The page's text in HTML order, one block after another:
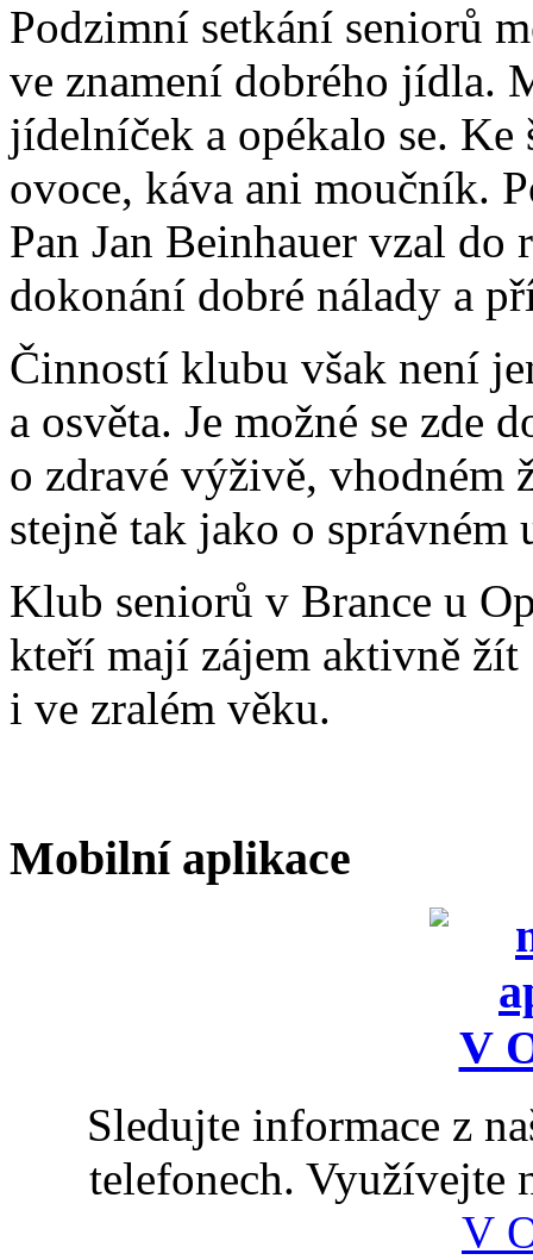
Podzimní setkání seniorů
ve znamení dobrého jídla.
jídelníček a opékalo se. Ke
ovoce, káva ani moučník.
Pan Jan Beinhauer vzal
dokonání dobré nálady a
Činností klubu však není
a osvěta. Je možné se zde
o zdravé výživě, vhodném
stejně tak jako o
Klub seniorů v Brance u
kteří mají zájem aktivně žít
i ve zralém věku.
Mobilní aplikace
Sledujte informace z
telefonech. Využívejte
V